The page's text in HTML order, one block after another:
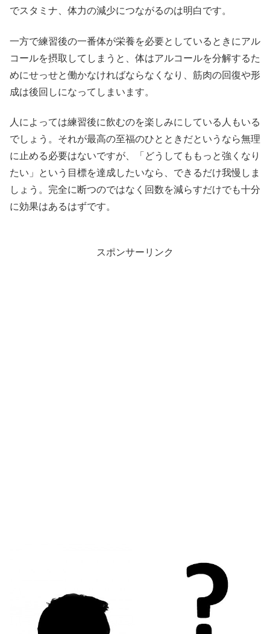
でスタミナ、体力の減少につながるのは明白です。
一方で練習後の一番体が栄養を必要としているときにアル
コールを摂取してしまうと、体はアルコールを分解するた
めにせっせと働かなければならなくなり、筋肉の回復や形
成は後回しになってしまいます。
人によっては練習後に飲むのを楽しみにしている人もいる
でしょう。それが最高の至福のひとときだというなら無理
に止める必要はないですが、「どうしてももっと強くなり
たい」という目標を達成したいなら、できるだけ我慢しま
しょう。完全に断つのではなく回数を減らすだけでも十分
に効果はあるはずです。
スポンサーリンク